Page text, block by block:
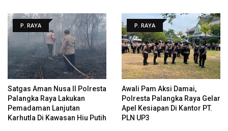
P. RAYA
Satgas Aman Nusa II Polresta
Palangka Raya Lakukan
Pemadaman Lanjutan
Karhutla Di Kawasan Hiu Putih
P. RAYA
Awali Pam Aksi Damai,
Polresta Palangka Raya Gelar
Apel Kesiapan Di Kantor PT.
PLN UP3